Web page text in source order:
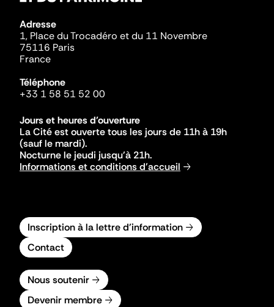
Adresse
1, Place du Trocadéro et du 11 Novembre
75116 Paris
France
Téléphone
+33 1 58 51 52 00
Jours et heures d'ouverture
La Cité est ouverte tous les jours de 11h à 19h
(sauf le mardi).
Nocturne le jeudi jusqu'à 21h.
Informations et conditions d'accueil
Inscription à la lettre d'information
Contact
Nous soutenir
Devenir membre